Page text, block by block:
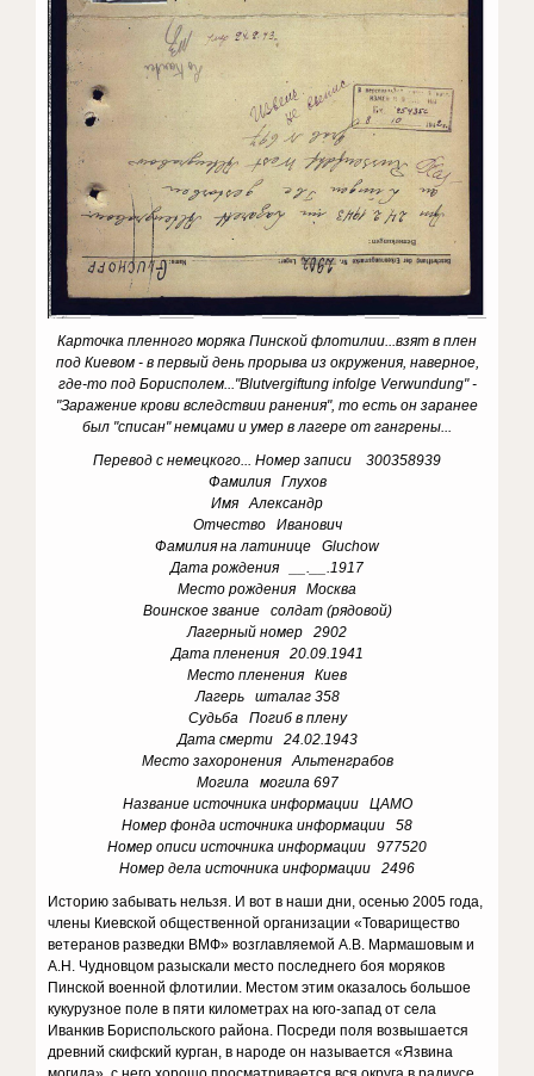
Карточка пленного моряка Пинской флотилии...взят в плен
под Киевом - в первый день прорыва из окружения, наверное,
где-то под Борисполем..."Blutvergiftung infolge Verwundung" -
"Заражение крови вследствии ранения", то есть он заранее
был "списан" немцами и умер в лагере от гангрены...
Перевод с немецкого... Номер записи 300358939
Фамилия Глухов
Имя Александр
Отчество Иванович
Фамилия на латинице Gluchow
Дата рождения __.__.1917
Место рождения Москва
Воинское звание солдат (рядовой)
Лагерный номер 2902
Дата пленения 20.09.1941
Место пленения Киев
Лагерь шталаг 358
Судьба Погиб в плену
Дата смерти 24.02.1943
Место захоронения Альтенграбов
Могила могила 697
Название источника информации ЦАМО
Номер фонда источника информации 58
Номер описи источника информации 977520
Номер дела источника информации 2496
Историю забывать нельзя. И вот в наши дни, осенью 2005 года,
члены Киевской общественной организации «Товарищество
ветеранов разведки ВМФ» возглавляемой А.В. Мармашовым и
А.Н. Чудновцом разыскали место последнего боя моряков
Пинской военной флотилии. Местом этим оказалось большое
кукурузное поле в пяти километрах на юго-запад от села
Иванкив Бориспольского района. Посреди поля возвышается
древний скифский курган, в народе он называется «Язвина